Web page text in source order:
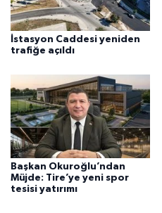
İstasyon Caddesi yeniden
trafiğe açıldı
Başkan Okuroğlu’ndan
Müjde: Tire’ye yeni spor
tesisi yatırımı